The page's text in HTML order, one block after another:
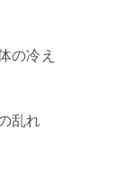
の冷え
乱れ